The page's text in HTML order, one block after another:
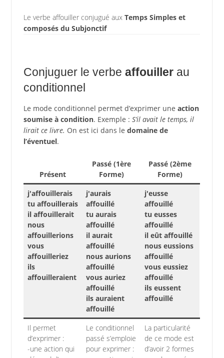
Le verbe affouiller conjugué aux Temps Simples et
composés du Subjonctif
Conjuguer le verbe affouillerau
conditionnel
Le mode conditionnel permet d’exprimer une action
soumise à condition. Exemple : S’il avait le temps, il
lirait ce livre. On est ici dans le domaine de
l’éventuel.
Présent
Passé (1ère
Forme)
Passé (2ème
Forme)
j'affouillerais
tu affouillerais
il affouillerait
nous
affouillerions
vous
affouilleriez
ils
affouilleraient
j'aurais
affouillé
tu aurais
affouillé
il aurait
affouillé
nous aurions
affouillé
vous auriez
affouillé
ils auraient
affouillé
j'eusse
affouillé
tu eusses
affouillé
il eût affouillé
nous eussions
affouillé
vous eussiez
affouillé
ils eussent
affouillé
Il permet
d’exprimer :
-une action qui
Le conditionnel
passé s’emploie
pour exprimer :
La particularité
de ce mode est
d’avoir 2 formes